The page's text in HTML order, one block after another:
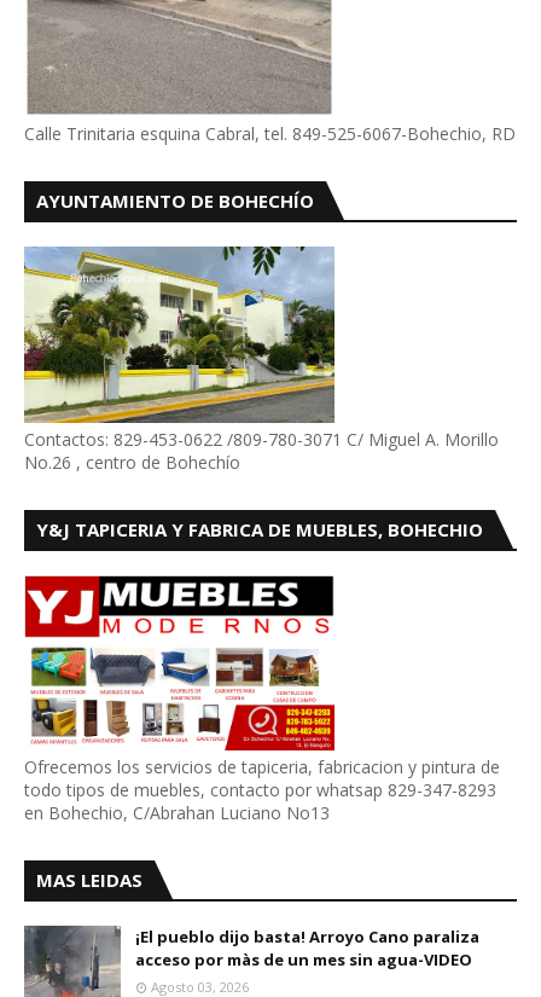
Calle Trinitaria esquina Cabral, tel. 849-525-6067-Bohechio, RD
AYUNTAMIENTO DE BOHECHÍO
Contactos: 829-453-0622 /809-780-3071 C/ Miguel A. Morillo
No.26 , centro de Bohechío
Y&J TAPICERIA Y FABRICA DE MUEBLES, BOHECHIO
Ofrecemos los servicios de tapiceria, fabricacion y pintura de
todo tipos de muebles, contacto por whatsap 829-347-8293
en Bohechio, C/Abrahan Luciano No13
MAS LEIDAS
¡El pueblo dijo basta! Arroyo Cano paraliza
acceso por màs de un mes sin agua-VIDEO
Agosto 03, 2026